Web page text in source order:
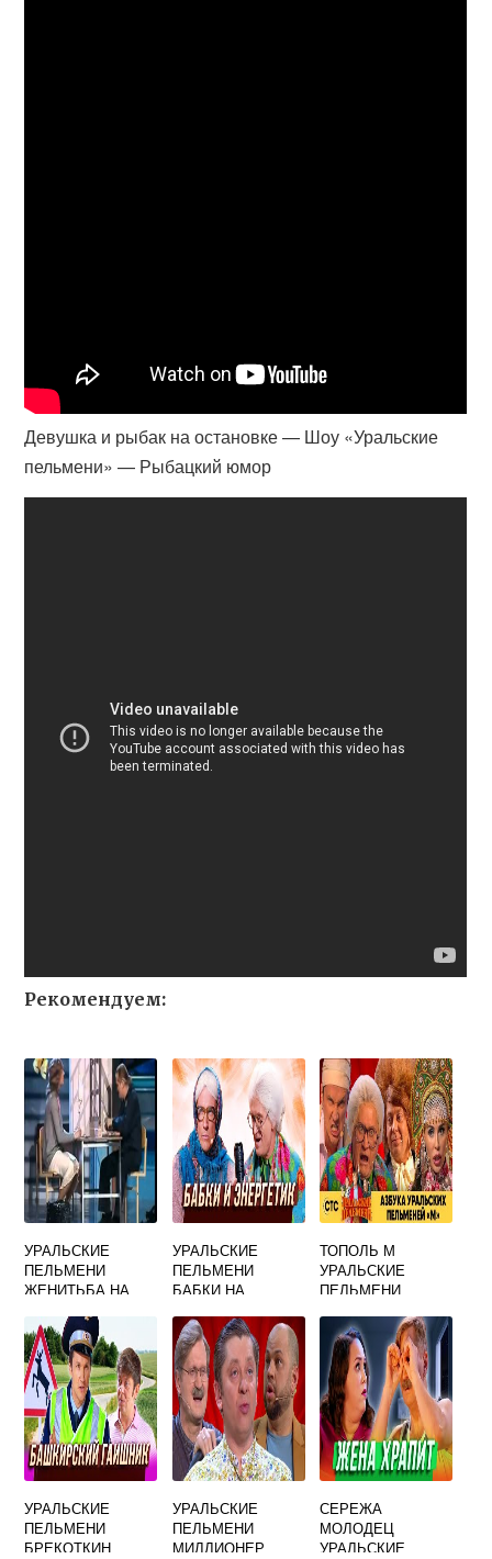
Девушка и рыбак на остановке — Шоу «Уральские
пельмени» — Рыбацкий юмор
Рекомендуем:
УРАЛЬСКИЕ
ПЕЛЬМЕНИ
ЖЕНИТЬБА НА
УРАЛЬСКИЕ
ПЕЛЬМЕНИ
БАБКИ НА
СЕМЕЧКИ
ТОПОЛЬ М
УРАЛЬСКИЕ
ПЕЛЬМЕНИ
УРАЛЬСКИЕ
ПЕЛЬМЕНИ
БРЕКОТКИН
УРАЛЬСКИЕ
ПЕЛЬМЕНИ
МИЛЛИОНЕР
СЕРЕЖА
МОЛОДЕЦ
УРАЛЬСКИЕ